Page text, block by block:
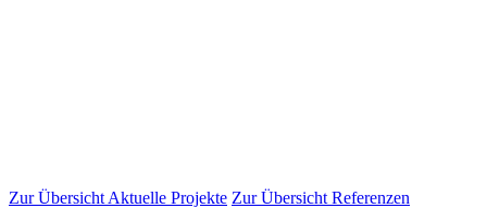
Zur Übersicht Aktuelle Projekte Zur Übersicht Referenzen